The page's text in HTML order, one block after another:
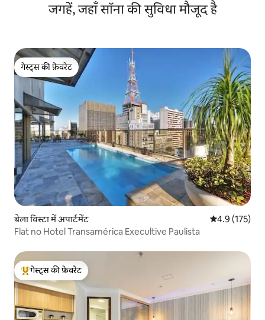
जगहें, जहाँ सॉना की सुविधा मौजूद है
गेस्ट्स की फ़ेवरेट
गेस्ट्स की फ़ेवरेट
बेला विस्टा में अपार्टमेंट औसत रेटिंग 5 में
4.9 (175)
Flat no Hotel Transamérica Execultive Paulista
गेस्ट्स का टॉप फ़ेवरेट
गेस्ट्स की फ़ेवरेट